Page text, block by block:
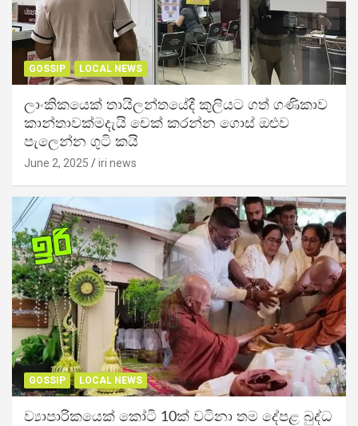
GOSSIP LOCAL NEWS
ලාංකිකයෙක් තායිලන්තයේදී කුලියට ගත් ගණිකාව
කාන්තාවක්මදැයි චෙක් කරන්න ගොස් ඔළුව
පැලෙන්න ගුටි කයි
June 2, 2025 iri news
GOSSIP LOCAL NEWS
ව්‍යාපාරිකයෙක් කෝටි 10ක් වටිනා තම දේපළ බුද්ධ